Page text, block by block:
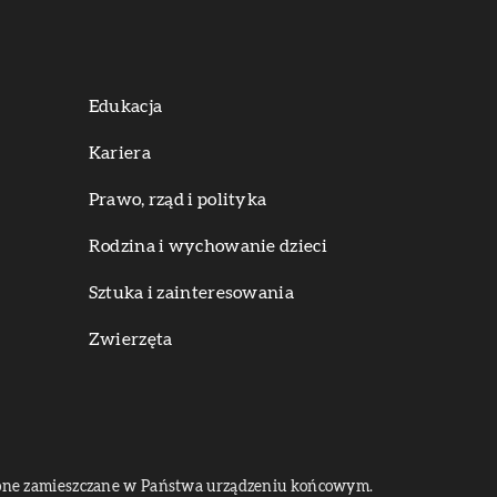
Edukacja
Kariera
Prawo, rząd i polityka
Rodzina i wychowanie dzieci
Sztuka i zainteresowania
Zwierzęta
zamieszczane w Państwa urządzeniu końcowym.